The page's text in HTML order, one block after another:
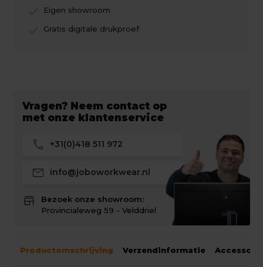
check Eigen showroom
check Gratis digitale drukproef
Vragen? Neem contact op
met onze klantenservice
call +31(0)418 511 972
mail info@joboworkwear.nl
store
Bezoek onze showroom:
Provincialeweg 59 - Velddriel
Productomschrijving Verzendinformatie